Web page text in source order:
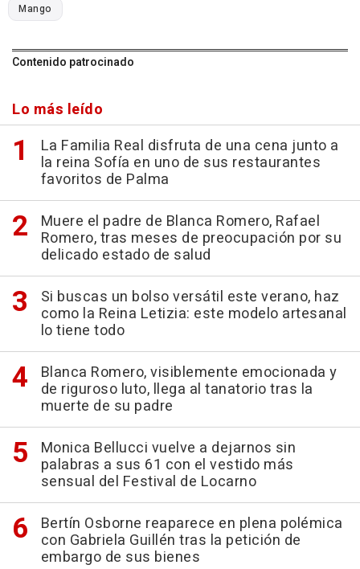
Mango
Contenido patrocinado
Lo más leído
La Familia Real disfruta de una cena junto a
la reina Sofía en uno de sus restaurantes
favoritos de Palma
Muere el padre de Blanca Romero, Rafael
Romero, tras meses de preocupación por su
delicado estado de salud
Si buscas un bolso versátil este verano, haz
como la Reina Letizia: este modelo artesanal
lo tiene todo
Blanca Romero, visiblemente emocionada y
de riguroso luto, llega al tanatorio tras la
muerte de su padre
Monica Bellucci vuelve a dejarnos sin
palabras a sus 61 con el vestido más
sensual del Festival de Locarno
Bertín Osborne reaparece en plena polémica
con Gabriela Guillén tras la petición de
embargo de sus bienes